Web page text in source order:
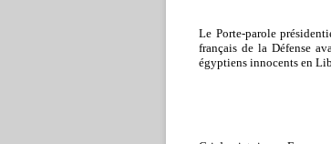
Le Porte-parole
français de la Défense
égyptiens innocents en